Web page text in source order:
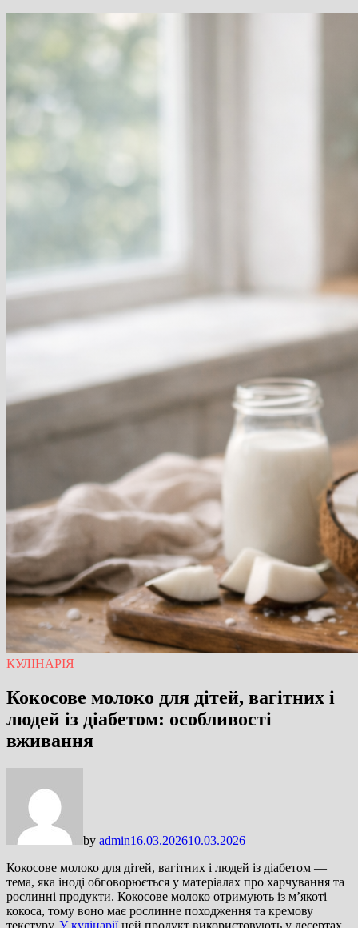
КУЛІНАРІЯ
Кокосове молоко для дітей, вагітних і
людей із діабетом: особливості
вживання
by admin16.03.202610.03.2026
Кокосове молоко для дітей, вагітних і людей із діабетом —
тема, яка іноді обговорюється у матеріалах про харчування та
рослинні продукти. Кокосове молоко отримують із м’якоті
кокоса, тому воно має рослинне походження та кремову
текстуру. У кулінаріїцей продукт використовують у десертах,